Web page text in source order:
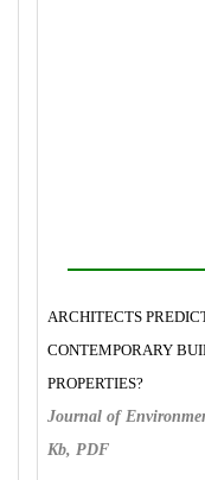
ARCHITECTS
CONTEMPORARY
PROPERTIES?
Journal of
Kb, PDF